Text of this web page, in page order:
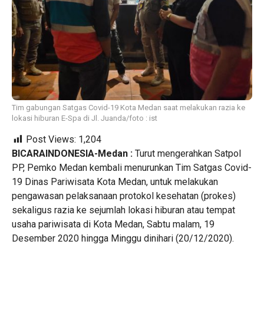
Tim gabungan Satgas Covid-19 Kota Medan saat melakukan razia ke
lokasi hiburan E-Spa di Jl. Juanda/foto : ist
Post Views: 1,204
BICARAINDONESIA-Medan : Turut mengerahkan Satpol
PP, Pemko Medan kembali menurunkan Tim Satgas Covid-
19 Dinas Pariwisata Kota Medan, untuk melakukan
pengawasan pelaksanaan protokol kesehatan (prokes)
sekaligus razia ke sejumlah lokasi hiburan atau tempat
usaha pariwisata di Kota Medan, Sabtu malam, 19
Desember 2020 hingga Minggu dinihari (20/12/2020).